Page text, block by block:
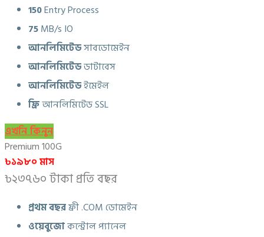
150Entry Process
75MB/s IO
আনলিমিটেডসাবডোমেইন
আনলিমিটেডডাটাবেস
আনলিমিটেডইমেইল
ফ্রিআনলিমিটেড SSL
এখনি কিনুন
Premium 100G
৳১৯৮০ মাস
৳২৩৭৬০ টাকা প্রতি বছর
প্রথম বছরফ্রী .COM ডোমেইন
ওয়েবুজোকন্ট্রোল প্যানেল